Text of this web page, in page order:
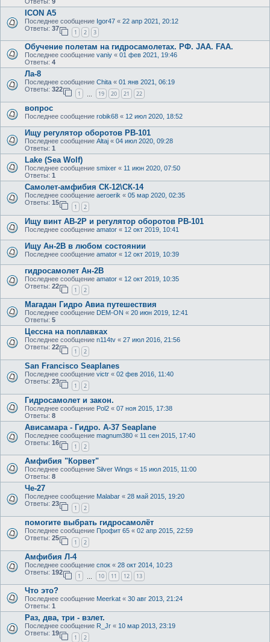
ICON A5
Последнее сообщение Igor47 « 22 апр 2021, 20:12
Ответы: 37
1 2 3
Обучение полетам на гидросамолетах. РФ. JAA. FAA.
Последнее сообщение vaniy « 01 фев 2021, 19:46
Ответы: 4
Ла-8
Последнее сообщение Chita « 01 янв 2021, 06:19
Ответы: 322
1 19 20 21 22
вопрос
Последнее сообщение robik68 « 12 июл 2020, 18:52
Ищу регулятор оборотов РВ-101
Последнее сообщение Altaj « 04 июл 2020, 09:28
Ответы: 1
Lake (Sea Wolf)
Последнее сообщение smixer « 11 июн 2020, 07:50
Ответы: 1
Самолет-амфибия СК-12\СК-14
Последнее сообщение aeroerik « 05 мар 2020, 02:35
Ответы: 15
1 2
Ищу винт АВ-2Р и регулятор оборотов РВ-101
Последнее сообщение amator « 12 окт 2019, 10:41
Ищу Ан-2В в любом состоянии
Последнее сообщение amator « 12 окт 2019, 10:39
гидросамолет Ан-2В
Последнее сообщение amator « 12 окт 2019, 10:35
Ответы: 22
1 2
Магадан Гидро Авиа путешествия
Последнее сообщение DEM-ON « 20 июн 2019, 12:41
Ответы: 5
Цессна на поплавках
Последнее сообщение n114tv « 27 июл 2016, 21:56
Ответы: 22
1 2
San Francisco Seaplanes
Последнее сообщение victr « 02 фев 2016, 11:40
Ответы: 23
1 2
Гидросамолет и закон.
Последнее сообщение Pol2 « 07 ноя 2015, 17:38
Ответы: 8
Ависамара - Гидро. А-37 Seaplane
Последнее сообщение magnum380 « 11 сен 2015, 17:40
Ответы: 16
1 2
Амфибия "Корвет"
Последнее сообщение Silver Wings « 15 июл 2015, 11:00
Ответы: 8
Че-27
Последнее сообщение Malabar « 28 май 2015, 19:20
Ответы: 23
1 2
помогите выбрать гидросамолёт
Последнее сообщение Профит 65 « 02 апр 2015, 22:59
Ответы: 25
1 2
Амфибия Л-4
Последнее сообщение спок « 28 окт 2014, 10:23
Ответы: 192
1 10 11 12 13
Что это?
Последнее сообщение Meerkat « 30 авг 2013, 21:24
Ответы: 1
Раз, два, три - взлет.
Последнее сообщение R_Jr « 10 мар 2013, 23:19
Ответы: 19
1 2